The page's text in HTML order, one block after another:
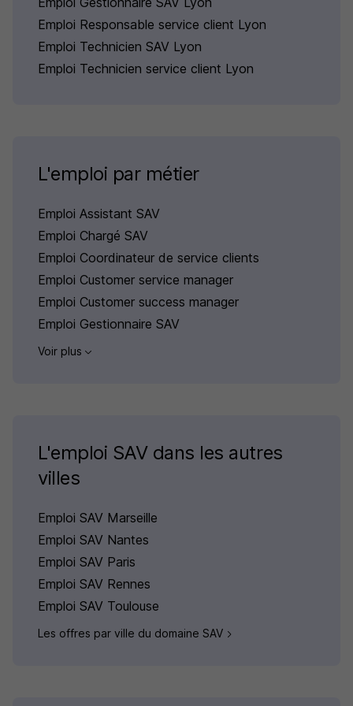
Emploi Responsable service client Lyon
Emploi Technicien SAV Lyon
Emploi Technicien service client Lyon
L'emploi par métier
Emploi Assistant SAV
Emploi Chargé SAV
Emploi Coordinateur de service clients
Emploi Customer service manager
Emploi Customer success manager
Emploi Gestionnaire SAV
Voir plus
L'emploi SAV dans les autres
villes
Emploi SAV Marseille
Emploi SAV Nantes
Emploi SAV Paris
Emploi SAV Rennes
Emploi SAV Toulouse
Les offres par ville du domaine SAV